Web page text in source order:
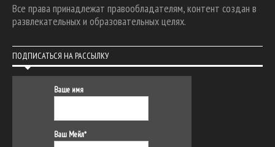
Все права принадлежат правообладателям, контент создан в
развлекательных и образовательных целях.
ПОДПИСАТЬСЯ НА РАССЫЛКУ
Ваше имя
Ваш Мейл*